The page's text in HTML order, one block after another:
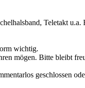
Teletakt u.a.
wichtig.
mögen. Bitte bleibt
geschlossen